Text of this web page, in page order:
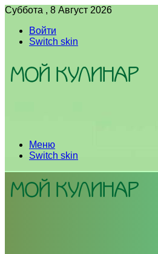
Суббота , 8 Август 2026
Войти
Switch skin
Меню
Switch skin